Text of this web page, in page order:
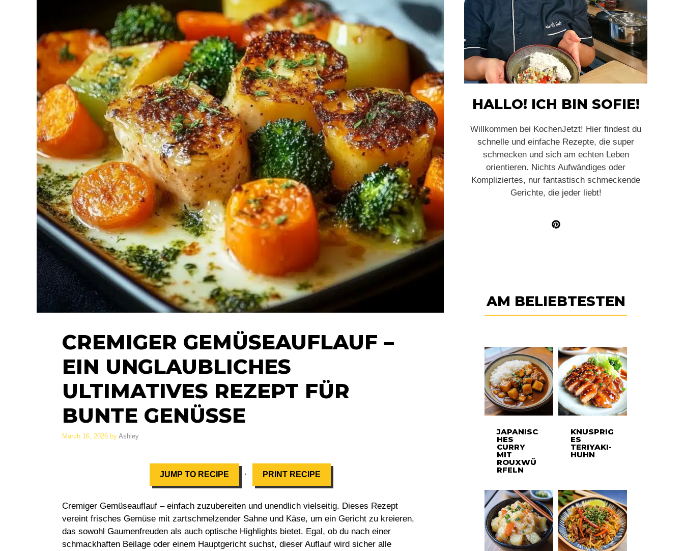
CREMIGER GEMÜSEAUFLAUF –
EIN UNGLAUBLICHES
ULTIMATIVES REZEPT FÜR
BUNTE GENÜSSE
March 16, 2026 by Ashley
JUMP TO RECIPE · PRINT RECIPE
Cremiger Gemüseauflauf – einfach zuzubereiten und unendlich vielseitig. Dieses Rezept
vereint frisches Gemüse mit zartschmelzender Sahne und Käse, um ein Gericht zu kreieren,
das sowohl Gaumenfreuden als auch optische Highlights bietet. Egal, ob du nach einer
schmackhaften Beilage oder einem Hauptgericht suchst, dieser Auflauf wird sicher alle
HALLO! ICH BIN SOFIE!
Willkommen bei KochenJetzt! Hier findest du
schnelle und einfache Rezepte, die super
schmecken und sich am echten Leben
orientieren. Nichts Aufwändiges oder
Kompliziertes, nur fantastisch schmeckende
Gerichte, die jeder liebt!
AM BELIEBTESTEN
JAPANISC
HES
CURRY
MIT
ROUXWÜ
RFELN
KNUSPRIG
ES
TERIYAKI-
HUHN